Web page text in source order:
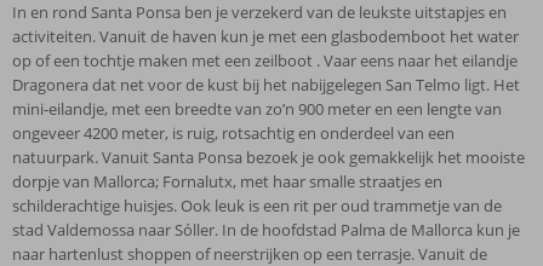
In en rond Santa Ponsa ben je verzekerd van de leukste uitstapjes en
activiteiten. Vanuit de haven kun je met een glasbodemboot het water
op of een tochtje maken met een zeilboot . Vaar eens naar het eilandje
Dragonera dat net voor de kust bij het nabijgelegen San Telmo ligt. Het
mini-eilandje, met een breedte van zo’n 900 meter en een lengte van
ongeveer 4200 meter, is ruig, rotsachtig en onderdeel van een
natuurpark. Vanuit Santa Ponsa bezoek je ook gemakkelijk het mooiste
dorpje van Mallorca; Fornalutx, met haar smalle straatjes en
schilderachtige huisjes. Ook leuk is een rit per oud trammetje van de
stad Valdemossa naar Sóller. In de hoofdstad Palma de Mallorca kun je
naar hartenlust shoppen of neerstrijken op een terrasje. Vanuit de